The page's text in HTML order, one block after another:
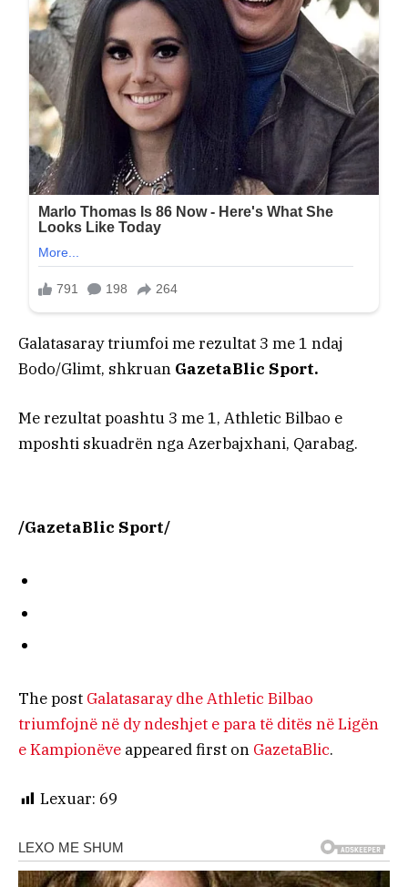
Galatasaray triumfoi me rezultat 3 me 1 ndaj
Bodo/Glimt, shkruan GazetaBlic Sport.
Me rezultat poashtu 3 me 1, Athletic Bilbao e
mposhti skuadrën nga Azerbajxhani, Qarabag.
/GazetaBlic Sport/
The post Galatasaray dhe Athletic Bilbao
triumfojnë në dy ndeshjet e para të ditës në Ligën
e Kampionëve appeared first on GazetaBlic.
Lexuar: 69